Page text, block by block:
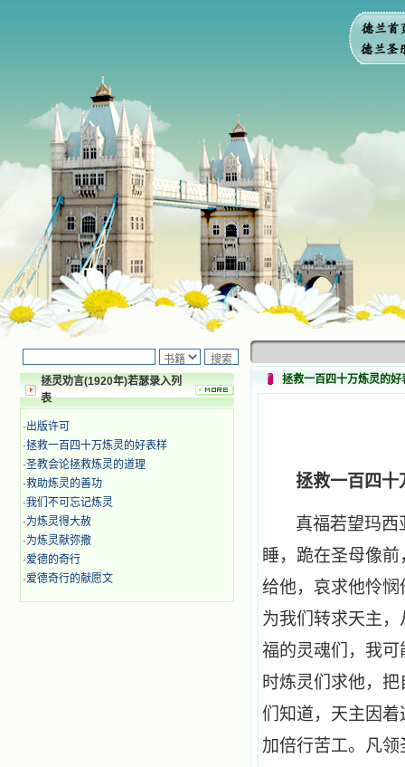
拯灵劝言(1920年)若瑟录入列
表
·出版许可
·拯救一百四十万炼灵的好表样
·圣教会论拯救炼灵的道理
·救助炼灵的善功
·我们不可忘记炼灵
·为炼灵得大赦
·为炼灵献弥撒
·爱德的奇行
·爱德奇行的献愿文
拯救一百四十万炼灵的好
拯救一百四十
真福若望玛西
睡，跪在圣母像
给他，哀求他怜
为我们转求天主
福的灵魂们，我
时炼灵们求他，
们知道，天主因
加倍行苦工。凡